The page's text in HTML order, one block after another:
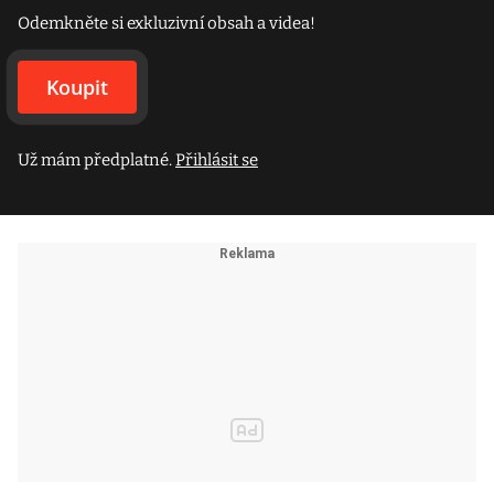
Odemkněte si exkluzivní obsah a videa!
Koupit
Už mám předplatné.Přihlásit se